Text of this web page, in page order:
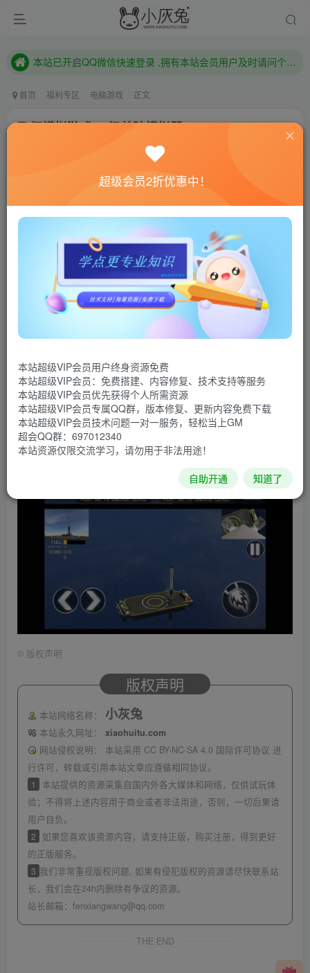
本站已开启QQ微信快速登录 ,拥有本站会员用户及时请问个人中心绑定！
本站已开启QQ微信快速登录 ,拥有本站会员用户及时请问个人中心绑定！
首页 福利专区 电脑游戏 正文
飞行模拟游戏 一级着陆模拟器
联网教程： 内附教程
单机教程： 内附教程
不懂的话联系客服！！！
一级着陆模拟器是一款需要你操控火箭完美着陆地面的
飞行模拟器游戏，需要你克服各种危险的环境，让火箭能够
成功着陆地面。
游戏截图
© 版权声明
版权声明
本站网络名称： 小灰兔
本站永久网址：
xiaohuitu.com
网站侵权说明：
本站采用 CC BY-NC-SA 4.0 国际许可协议 进
行许可，转载或引用本站文章应遵循相同协议。
1
本站提供的资源采集自国内外各大媒体和网络，仅供试玩体
验；不得将上述内容用于商业或者非法用途，否则，一切后果请
用户自负。
2
如果您喜欢该资源内容，请支持正版，购买注册，得到更好
的正版服务。
3 我们非常重视版权问题, 如果有侵犯版权的资源请尽快联系站
长，我们会在24h内删除有争议的资源。
站长邮箱： fenxiangwang@qq.com
THE END
超级会员2折优惠中！
本站超级VIP会员用户终身资源免费
本站超级VIP会员：免费搭建、内容修复、技术支持等服务
本站超级VIP会员优先获得个人所需资源
本站超级VIP会员专属QQ群，版本修复、更新内容免费下载
本站超级VIP会员技术问题一对一服务，轻松当上GM
超会QQ群：697012340
本站资源仅限交流学习，请勿用于非法用途！
自助开通 知道了